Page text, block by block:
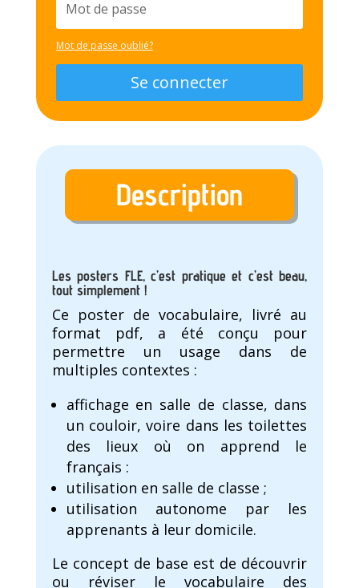
Mot de passe oublié?
Se connecter
Description
Les posters FLE, c’est pratique et c’est beau,
tout simplement !
Ce poster de vocabulaire, livré au
format pdf, a été conçu pour
permettre un usage dans de
multiples contextes :
affichage en salle de classe, dans
un couloir, voire dans les toilettes
des lieux où on apprend le
français :
utilisation en salle de classe ;
utilisation autonome par les
apprenants à leur domicile.
Le concept de base est de découvrir
ou réviser le vocabulaire des